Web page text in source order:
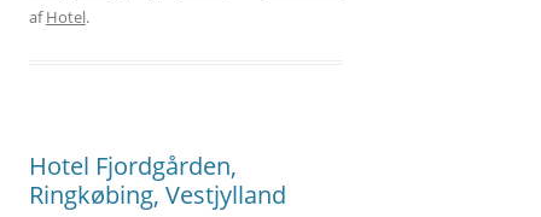
afHotel.
Hotel Fjordgården,
Ringkøbing, Vestjylland